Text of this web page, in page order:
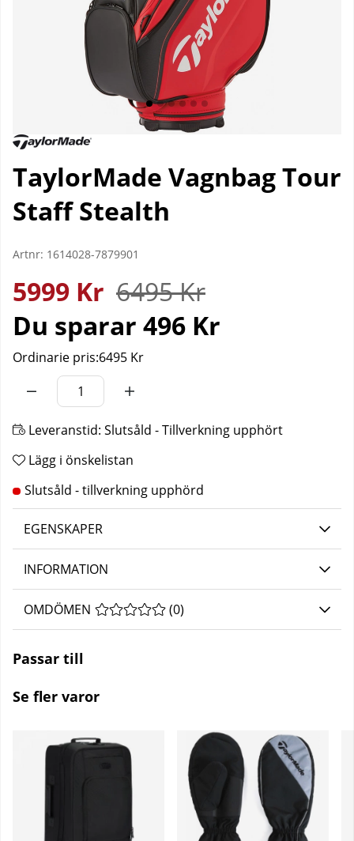
TaylorMade Vagnbag Tour
Staff Stealth
Artnr: 1614028-7879901
6495Kr
5999 Kr
Du sparar 496 Kr
Ordinarie pris:6495 Kr
Leveranstid: Slutsåld - Tillverkning upphört
Lägg i önskelistan
EGENSKAPER
INFORMATION
OMDÖMEN MEDELBETYG 0 AV 5 ANTAL BETYG 0
(0)
Passar till
Se fler varor